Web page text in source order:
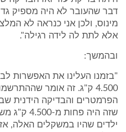
מינוס, ולכן אני כנראה לא
אלא לתת לה לידה רגילה".
ובהמשך:
"בזמנו העלינו את האפשרות
4.500 ק"ג. זה אומר
הפרמטרים והבדיקה הידנית
שזה היה
ילדים שהיו במשקלים האלה,